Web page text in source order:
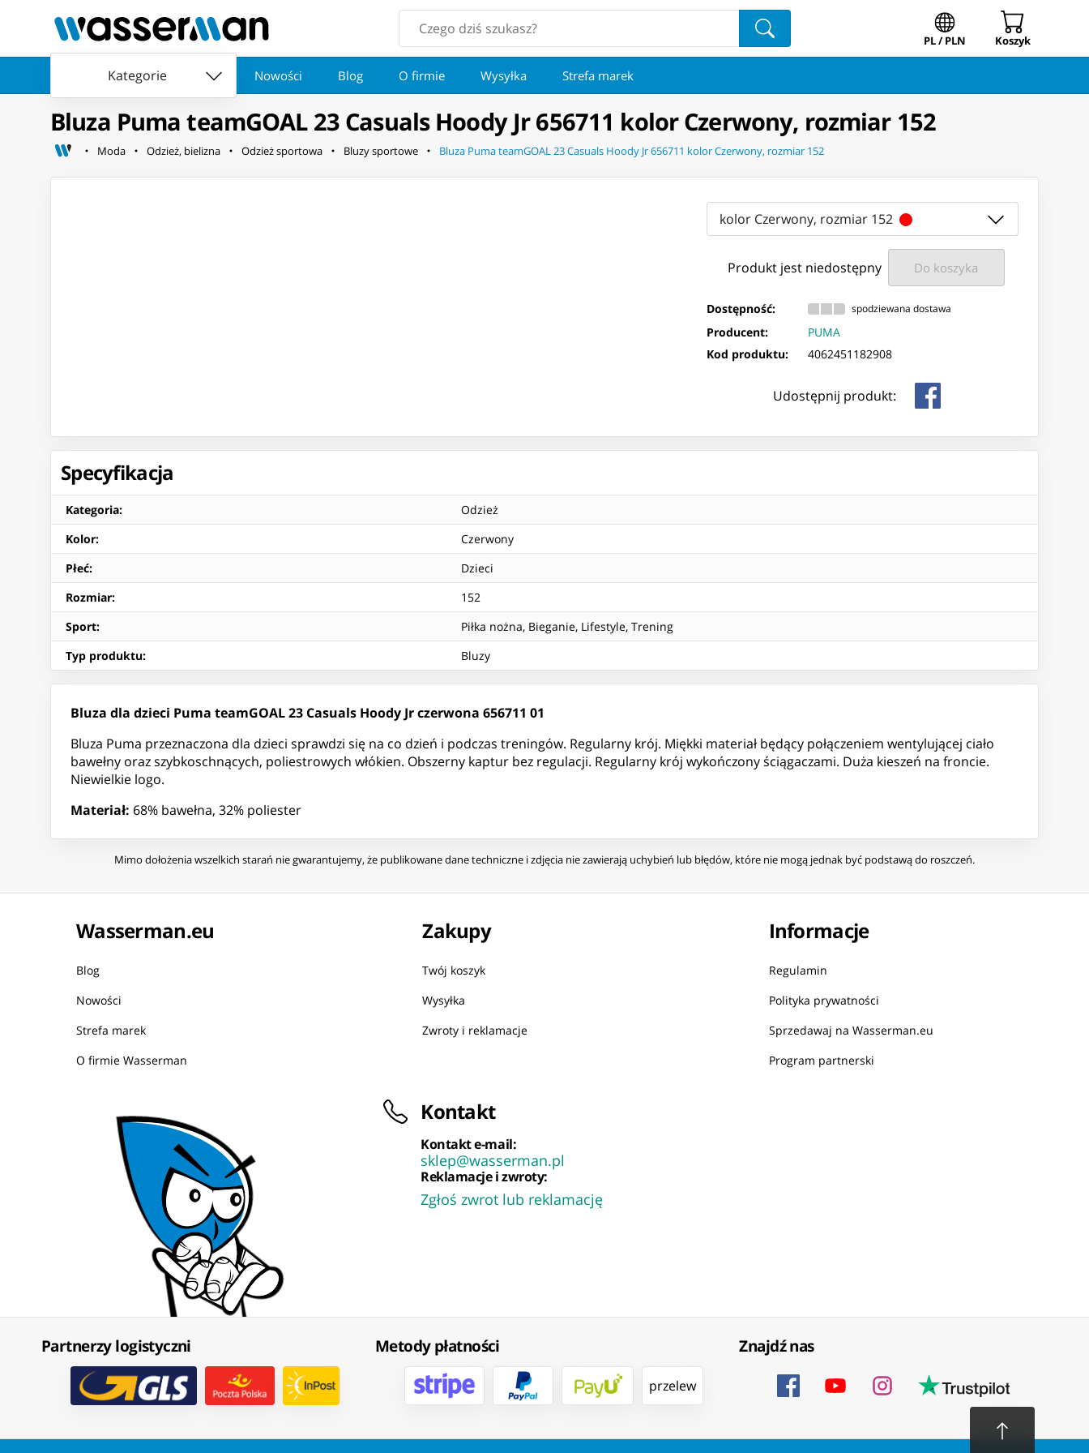
PL / PLN Koszyk
Kategorie Nowości Blog O firmie Wysyłka Strefa marek
Bluza Puma teamGOAL 23 Casuals Hoody Jr 656711 kolor Czerwony, rozmiar 152
Moda Odzież, bielizna Odzież sportowa Bluzy sportowe Bluza Puma teamGOAL 23 Casuals Hoody Jr 656711 kolor Czerwony, rozmiar 152
kolor Czerwony, rozmiar 152
Produkt jest niedostępny Do koszyka
Dostępność: spodziewana dostawa
Producent:
PUMA
Kod produktu:
4062451182908
Udostępnij produkt:
Specyfikacja
Kategoria:
Odzież
Kolor:
Czerwony
Płeć:
Dzieci
Rozmiar:
152
Sport:
Piłka nożna, Bieganie, Lifestyle, Trening
Typ produktu: Bluzy
Bluza dla dzieci Puma teamGOAL 23 Casuals Hoody Jr czerwona 656711 01
Bluza Puma przeznaczona dla dzieci sprawdzi się na co dzień i podczas treningów. Regularny krój. Miękki materiał będący połączeniem wentylującej ciało
bawełny oraz szybkoschnących, poliestrowych włókien. Obszerny kaptur bez regulacji. Regularny krój wykończony ściągaczami. Duża kieszeń na froncie.
Niewielkie logo.
Materiał: 68% bawełna, 32% poliester
Mimo dołożenia wszelkich starań nie gwarantujemy, że publikowane dane techniczne i zdjęcia nie zawierają uchybień lub błędów, które nie mogą jednak być podstawą do roszczeń.
Wasserman.eu
Blog
Nowości
Strefa marek
O firmie Wasserman
Zakupy
Twój koszyk
Wysyłka
Zwroty i reklamacje
Informacje
Regulamin
Polityka prywatności
Sprzedawaj na Wasserman.eu
Program partnerski
Kontakt
Kontakt e-mail:
sklep@wasserman.pl
Reklamacje i zwroty:
Zgłoś zwrot lub reklamację
Partnerzy logistyczni Metody płatności
przelew
Znajdź nas